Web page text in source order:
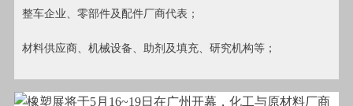
整车企业、零部件及配件厂商代表；
材料供应商、机械设备、助剂及填充、研究机构等；